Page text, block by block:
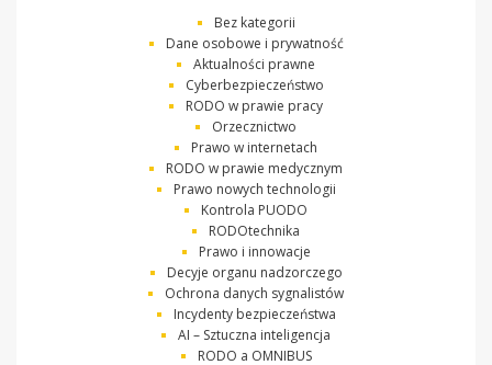
Bez kategorii
Dane osobowe i prywatność
Aktualności prawne
Cyberbezpieczeństwo
RODO w prawie pracy
Orzecznictwo
Prawo w internetach
RODO w prawie medycznym
Prawo nowych technologii
Kontrola PUODO
RODOtechnika
Prawo i innowacje
Decyje organu nadzorczego
Ochrona danych sygnalistów
Incydenty bezpieczeństwa
AI – Sztuczna inteligencja
RODO a OMNIBUS